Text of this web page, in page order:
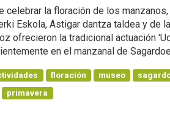
celebrar la floración de los
Eskola, Astigar dantza taldea y de
ofrecieron la tradicional actuación
en el manzanal de
floración museo
primavera